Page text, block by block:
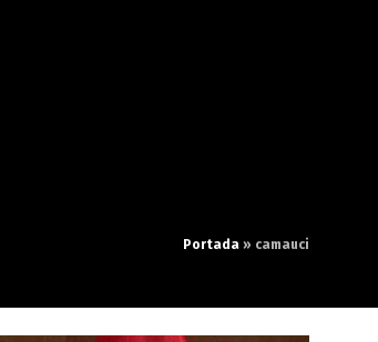
Portada » camauci